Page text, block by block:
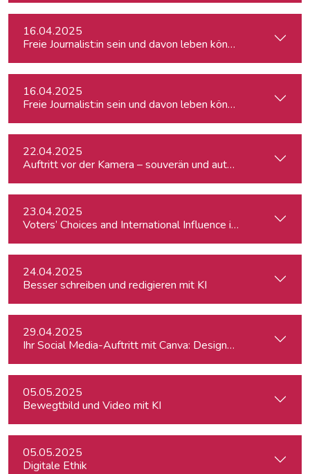
16.04.2025
Freie Journalist:in sein und davon leben können: So geht's
16.04.2025
Freie Journalist:in sein und davon leben können: So geht's
22.04.2025
Auftritt vor der Kamera – souverän und authentisch
23.04.2025
Voters’ Choices and International Influence in Romania’s
24.04.2025
Besser schreiben und redigieren mit KI
29.04.2025
Ihr Social Media-Auftritt mit Canva: Designs, die begeistern
05.05.2025
Bewegtbild und Video mit KI
05.05.2025
Digitale Ethik